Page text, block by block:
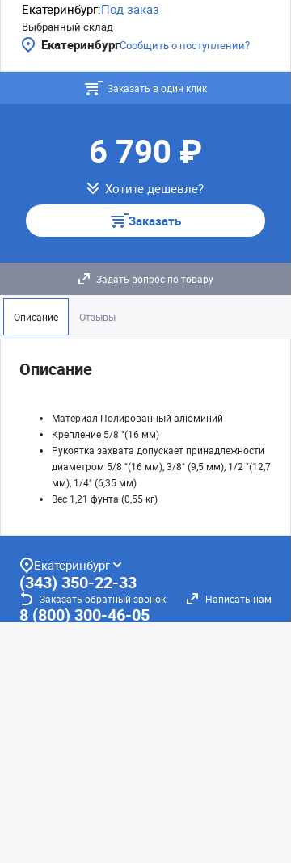
Екатеринбург:Под заказ
Выбранный склад
ЕкатеринбургСообщить о поступлении?
Заказать в один клик
6 790 ₽
Хотите дешевле?
Заказать
Задать вопрос по товару
Описание Отзывы
Описание
Материал Полированный алюминий
Крепление 5/8 "(16 мм)
Рукоятка захвата допускает принадлежности
диаметром 5/8 "(16 мм), 3/8" (9,5 мм), 1/2 "(12,7
мм), 1/4" (6,35 мм)
Вес 1,21 фунта (0,55 кг)
Екатеринбург
(343) 350-22-33
Заказать обратный звонок Написать нам
8 (800) 300-46-05